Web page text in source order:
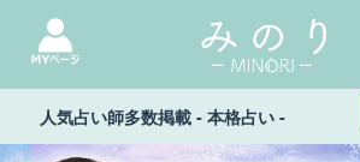
人気占い師多数掲載 - 本格占い -